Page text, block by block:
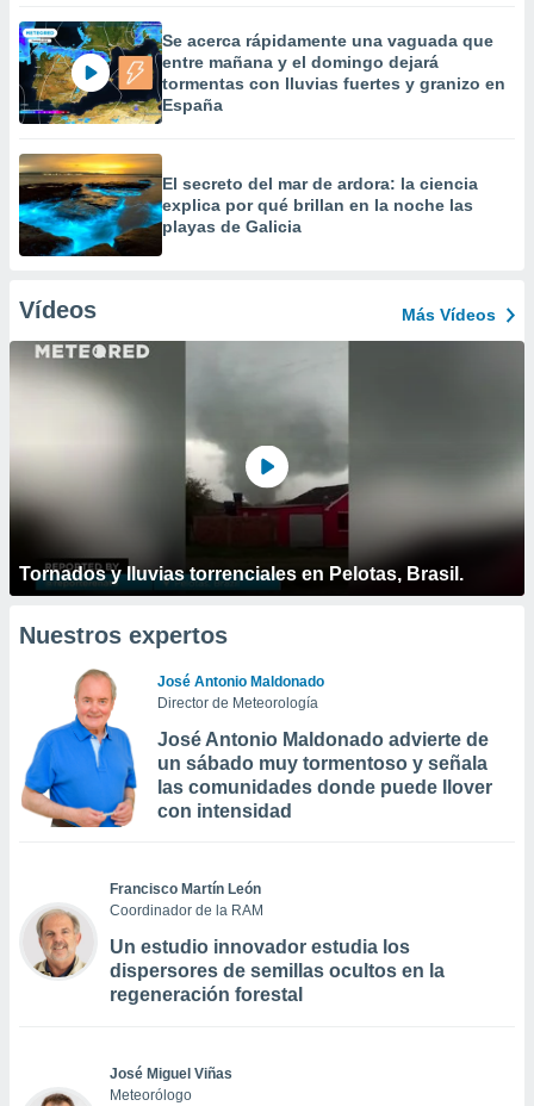
Se acerca rápidamente una vaguada que
entre mañana y el domingo dejará
tormentas con lluvias fuertes y granizo en
España
El secreto del mar de ardora: la ciencia
explica por qué brillan en la noche las
playas de Galicia
Vídeos Más Vídeos
Tornados y lluvias torrenciales en Pelotas, Brasil.
Nuestros expertos
José Antonio Maldonado
Director de Meteorología
José Antonio Maldonado advierte de
un sábado muy tormentoso y señala
las comunidades donde puede llover
con intensidad
Francisco Martín León
Coordinador de la RAM
Un estudio innovador estudia los
dispersores de semillas ocultos en la
regeneración forestal
José Miguel Viñas
Meteorólogo